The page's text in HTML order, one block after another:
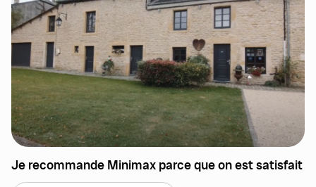
Je recommande Minimax parce que on est satisfait